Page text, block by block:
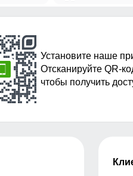
Установите наше
Отсканируйте QR-
чтобы получить